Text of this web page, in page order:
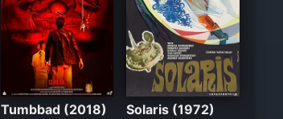
Tumbbad (2018)
Solaris (1972)